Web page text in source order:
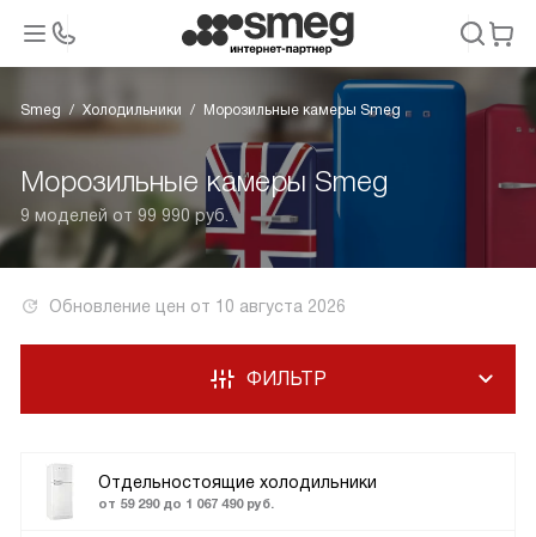
Smeg Холодильники Морозильные камеры Smeg
Морозильные камеры Smeg
9 моделей от 99 990 руб.
Обновление цен от 10 августа 2026
Отдельностоящие холодильники
от 59 290 до 1 067 490 руб.
ФИЛЬТР